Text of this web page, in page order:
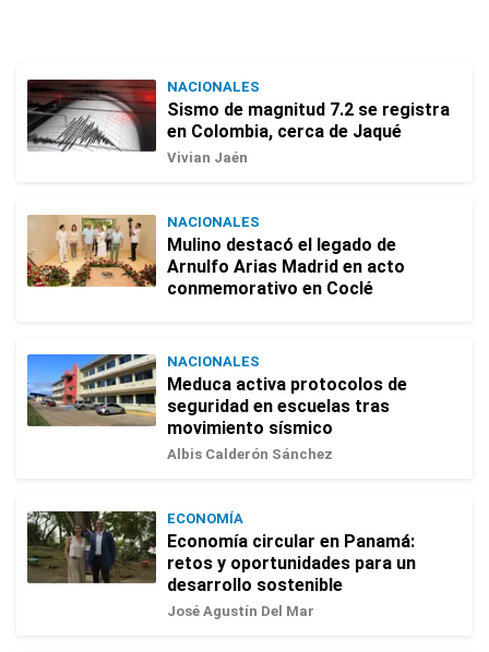
NACIONALES
Sismo de magnitud 7.2 se registra
en Colombia, cerca de Jaqué
Vivian Jaén
NACIONALES
Mulino destacó el legado de
Arnulfo Arias Madrid en acto
conmemorativo en Coclé
NACIONALES
Meduca activa protocolos de
seguridad en escuelas tras
movimiento sísmico
Albis Calderón Sánchez
ECONOMÍA
Economía circular en Panamá:
retos y oportunidades para un
desarrollo sostenible
José Agustín Del Mar